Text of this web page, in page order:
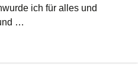
ich für alles und
…